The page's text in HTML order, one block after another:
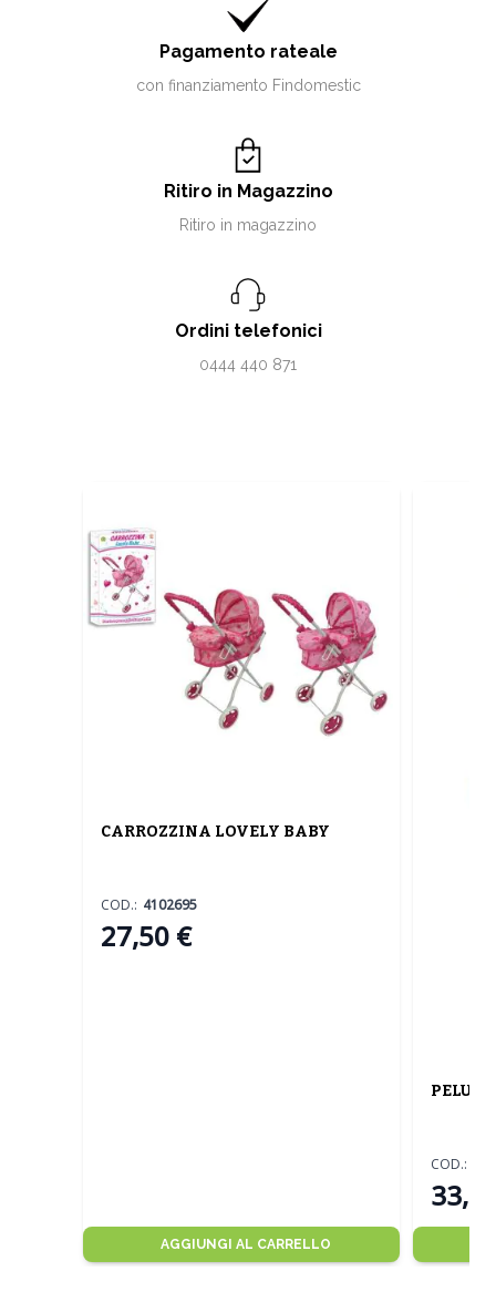
Pagamento rateale
con finanziamento Findomestic
Ritiro in Magazzino
Ritiro in magazzino
Ordini telefonici
0444 440 871
CARROZZINA LOVELY BABY
27,50 €
COD.: 4102695
AGGIUNGI AL CARRELLO
COD.: